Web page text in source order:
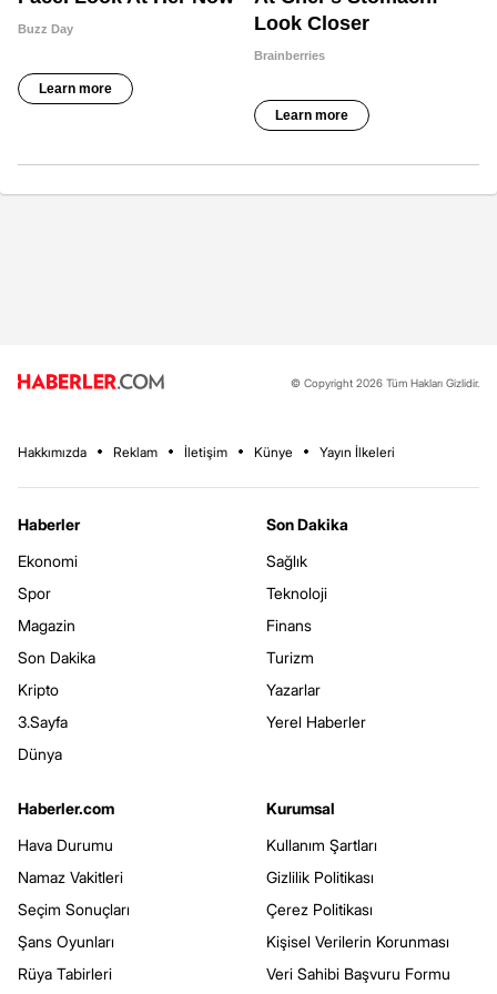
© Copyright 2026 Tüm Hakları Gizlidir.
Hakkımızda Reklam İletişim Künye Yayın İlkeleri
Haberler
Ekonomi
Spor
Magazin
Son Dakika
Kripto
3.Sayfa
Dünya
Son Dakika
Sağlık
Teknoloji
Finans
Turizm
Yazarlar
Yerel Haberler
Haberler.com
Hava Durumu
Namaz Vakitleri
Seçim Sonuçları
Şans Oyunları
Rüya Tabirleri
Kurumsal
Kullanım Şartları
Gizlilik Politikası
Çerez Politikası
Kişisel Verilerin Korunması
Veri Sahibi Başvuru Formu